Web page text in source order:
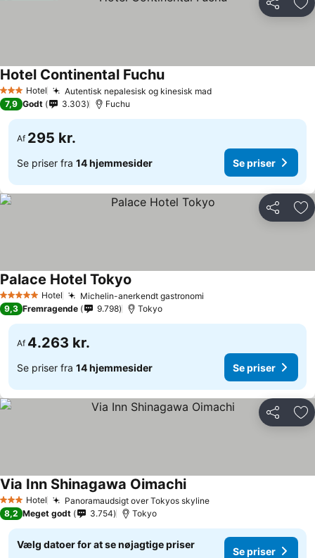
Del
3 StjernerHotel Autentisk nepalesisk og kinesisk mad
Hotel Continental Fuchu
7,9 Godt 3.303 Fuchu
Af 295 kr.
Se priser fra 14 hjemmesider Se priser
Del
5 Stjerner Hotel Michelin-anerkendt gastronomi
Palace Hotel Tokyo
9,3 Fremragende 9.798 Tokyo
Af 4.263 kr.
Se priser fra 14 hjemmesider Se priser
Del
3 StjernerHotel Panoramaudsigt over Tokyos skyline
Via Inn Shinagawa Oimachi
8,2 Meget godt 3.754 Tokyo
Vælg datoer for at se nøjagtige priser
Se priser